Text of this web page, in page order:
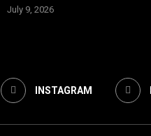
July 9, 2026
INSTAGRAM